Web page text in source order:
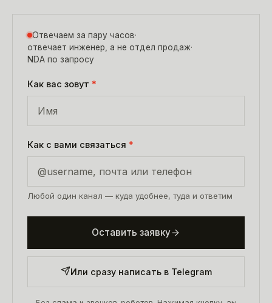
Отвечаем за пару часов·
отвечает инженер, а не отдел продаж·
NDA по запросу
Как вас зовут *
Как с вами связаться *
Любой один канал — куда удобнее, туда и ответим
Оставить заявку
Или сразу написать в Telegram